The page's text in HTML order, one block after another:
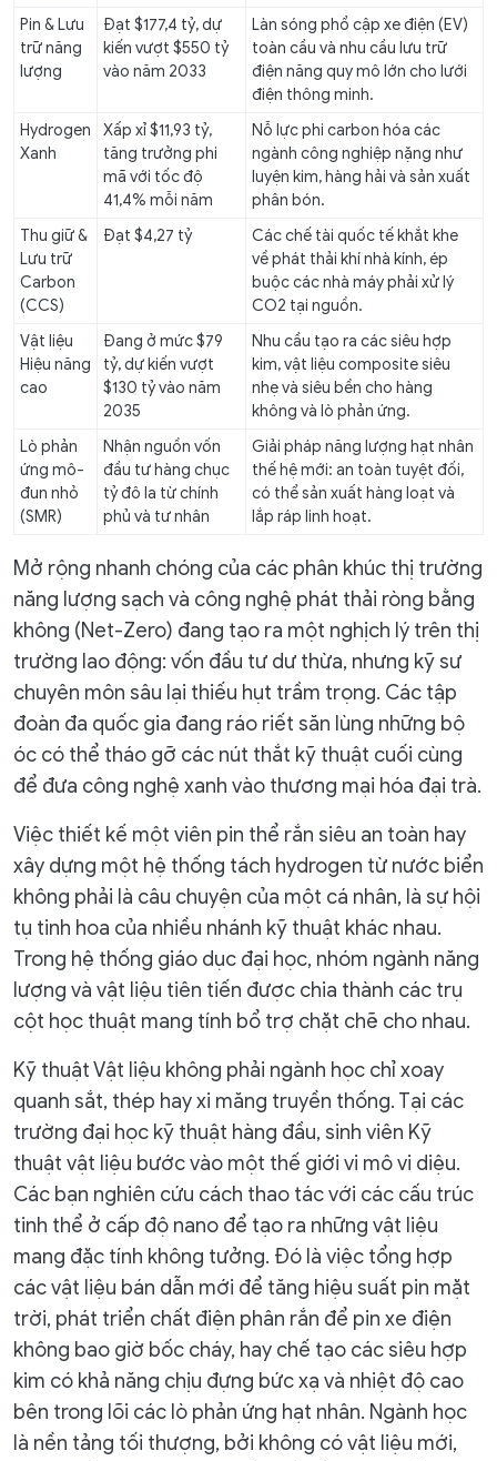
Pin & Lưu
trữ năng
lượng
Đạt $177,4 tỷ, dự
kiến vượt $550 tỷ
vào năm 2033
Làn sóng phổ cập xe điện (EV)
toàn cầu và nhu cầu lưu trữ
điện năng quy mô lớn cho lưới
điện thông minh.
Hydrogen
Xanh
Xấp xỉ $11,93 tỷ,
tăng trưởng phi
mã với tốc độ
41,4% mỗi năm
Nỗ lực phi carbon hóa các
ngành công nghiệp nặng như
luyện kim, hàng hải và sản xuất
phân bón.
Thu giữ &
Lưu trữ
Carbon
(CCS)
Đạt $4,27 tỷ
Các chế tài quốc tế khắt khe
về phát thải khí nhà kính, ép
buộc các nhà máy phải xử lý
CO2 tại nguồn.
Vật liệu
Hiệu năng
cao
Đang ở mức $79
tỷ, dự kiến vượt
$130 tỷ vào năm
2035
Nhu cầu tạo ra các siêu hợp
kim, vật liệu composite siêu
nhẹ và siêu bền cho hàng
không và lò phản ứng.
Lò phản
ứng mô-
đun nhỏ
(SMR)
Nhận nguồn vốn
đầu tư hàng chục
tỷ đô la từ chính
phủ và tư nhân
Giải pháp năng lượng hạt nhân
thế hệ mới: an toàn tuyệt đối,
có thể sản xuất hàng loạt và
lắp ráp linh hoạt.
Mở rộng nhanh chóng của các phân khúc thị trường
năng lượng sạch và công nghệ phát thải ròng bằng
không (Net-Zero) đang tạo ra một nghịch lý trên thị
trường lao động: vốn đầu tư dư thừa, nhưng kỹ sư
chuyên môn sâu lại thiếu hụt trầm trọng. Các tập
đoàn đa quốc gia đang ráo riết săn lùng những bộ
óc có thể tháo gỡ các nút thắt kỹ thuật cuối cùng
để đưa công nghệ xanh vào thương mại hóa đại trà.
Việc thiết kế một viên pin thể rắn siêu an toàn hay
xây dựng một hệ thống tách hydrogen từ nước biển
không phải là câu chuyện của một cá nhân, là sự hội
tụ tinh hoa của nhiều nhánh kỹ thuật khác nhau.
Trong hệ thống giáo dục đại học, nhóm ngành năng
lượng và vật liệu tiên tiến được chia thành các trụ
cột học thuật mang tính bổ trợ chặt chẽ cho nhau.
Kỹ thuật Vật liệu không phải ngành học chỉ xoay
quanh sắt, thép hay xi măng truyền thống. Tại các
trường đại học kỹ thuật hàng đầu, sinh viên Kỹ
thuật vật liệu bước vào một thế giới vi mô vi diệu.
Các bạn nghiên cứu cách thao tác với các cấu trúc
tinh thể ở cấp độ nano để tạo ra những vật liệu
mang đặc tính không tưởng. Đó là việc tổng hợp
các vật liệu bán dẫn mới để tăng hiệu suất pin mặt
trời, phát triển chất điện phân rắn để pin xe điện
không bao giờ bốc cháy, hay chế tạo các siêu hợp
kim có khả năng chịu đựng bức xạ và nhiệt độ cao
bên trong lõi các lò phản ứng hạt nhân. Ngành học
là nền tảng tối thượng, bởi không có vật liệu mới,